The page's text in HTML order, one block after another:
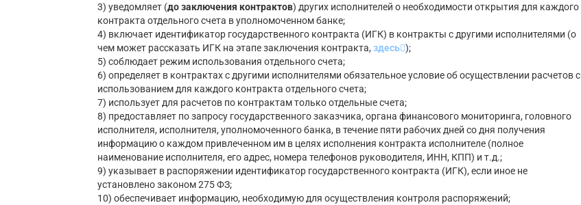
3) уведомляет (до заключения контрактов) других исполнителей о необходимости открытия для каждого
контракта отдельного счета в уполномоченном банке;
4) включает идентификатор государственного контракта (ИГК) в контракты с другими исполнителями (о
чем может рассказать ИГК на этапе заключения контракта, здесь );
5) соблюдает режим использования отдельного счета;
6) определяет в контрактах с другими исполнителями обязательное условие об осуществлении расчетов с
использованием для каждого контракта отдельного счета;
7) использует для расчетов по контрактам только отдельные счета;
8) предоставляет по запросу государственного заказчика, органа финансового мониторинга, головного
исполнителя, исполнителя, уполномоченного банка, в течение пяти рабочих дней со дня получения
информацию о каждом привлеченном им в целях исполнения контракта исполнителе (полное
наименование исполнителя, его адрес, номера телефонов руководителя, ИНН, КПП) и т.д.;
9) указывает в распоряжении идентификатор государственного контракта (ИГК), если иное не
установлено законом 275 ФЗ;
10) обеспечивает информацию, необходимую для осуществления контроля распоряжений;